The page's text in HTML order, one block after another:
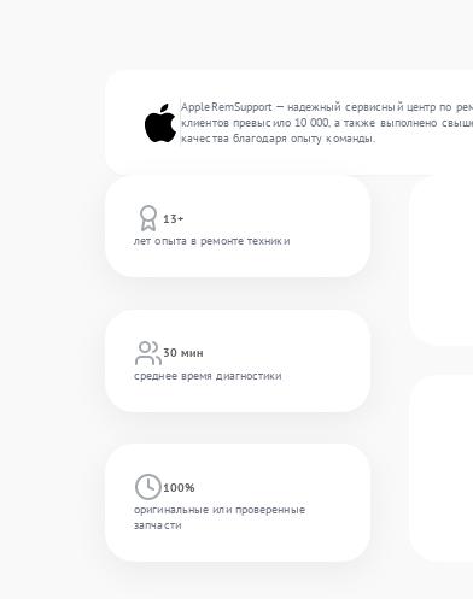
AppleRemSupport — надежный сервисный центр по
клиентов превысило 10 000, а также выполнено
качества благодаря опыту команды.
13+
лет опыта в ремонте техники
30 мин
среднее время диагностики
100%
оригинальные или проверенные
запчасти